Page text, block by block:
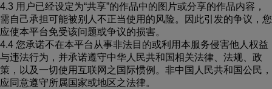
4.3 用户已经设定为“共享”的作品中的图片或分享的作品内容，
需自己承担可能被别人不正当使用的风险。因此引发的争议，您
应使本平台免受该问题或争议的损害。
4.4 您承诺不在本平台从事非法目的或利用本服务侵害他人权益
与违法行为，并承诺遵守中华人民共和国相关法律、法规、政
策，以及一切使用互联网之国际惯例。非中国人民共和国公民，
应同意遵守所属国家或地区之法律。